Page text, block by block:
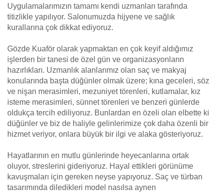
Uygulamalarımızın tamamı kendi uzmanları tarafında
titizlikle yapılıyor. Salonumuzda hijyene ve sağlık
kurallarına çok dikkat ediyoruz.
Gözde Kuaför olarak yapmaktan en çok keyif aldığımız
işlerden bir tanesi de özel gün ve organizasyonların
hazırlıkları. Uzmanlık alanlarımız olan saç ve makyaj
konularında başta düğünler olmak üzere; kına geceleri, söz
ve nişan merasimleri, mezuniyet törenleri, kutlamalar, kız
isteme merasimleri, sünnet törenleri ve benzeri günlerde
oldukça tercih ediliyoruz. Bunlardan en özeli olan elbette ki
düğünler ve biz de haliyle gelinlerimize çok daha özenli bir
hizmet veriyor, onlara büyük bir ilgi ve alaka gösteriyoruz.
Hayatlarının en mutlu günlerinde heyecanlarına ortak
oluyor, streslerini gideriyoruz. Hayal ettikleri görünüme
kavuşmaları için gereken neyse yapıyoruz. Saç ve türban
tasarımında diledikleri model nasılsa aynen